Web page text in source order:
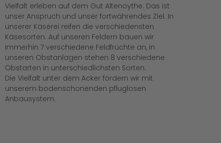
Vielfalt erleben auf dem Gut Altenoythe. Das ist
unser Anspruch und unser fortwährendes Ziel. In
unserer Käserei reifen die verschiedensten
Käsesorten. Auf unseren Feldern bauen wir
immerhin 7 verschiedene Feldfrüchte an, in
unseren Obstanlagen stehen 8 verschiedene
Obstarten in unterschiedlichsten Sorten.
Die Vielfalt unter dem Acker fördern wir mit
unserem bodenschonenden pfluglosen
Anbausystem.